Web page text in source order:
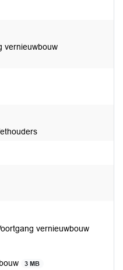
vernieuwbouw
vernieuwbouw
3 MB